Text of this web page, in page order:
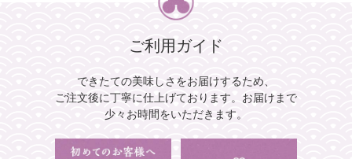
ご利用ガイド
できたての美味しさをお届けするため、
ご注文後に丁寧に仕上げております。 お届けまで
少々お時間をいただきます。